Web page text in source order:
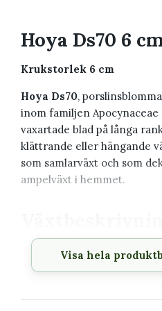
Hoya Ds70 6
Krukstorlek 6 cm
Hoya Ds70,
inom familjen Apocynaceae
vaxartade blad på långa
klättrande eller hängande
som samlarväxt och som
ampelväxt i hemmet.
Vetenskapligt
namn
Visa hela